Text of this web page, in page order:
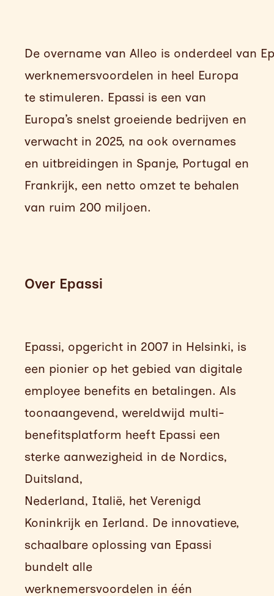
De overname van Alleo is onderdeel van
werknemersvoordelen in heel Europa
te stimuleren. Epassi is een van
Europa’s snelst groeiende bedrijven en
verwacht in 2025, na ook overnames
en uitbreidingen in Spanje, Portugal en
Frankrijk, een netto omzet te behalen
van ruim 200 miljoen.
Over Epassi
Epassi, opgericht in 2007 in Helsinki, is
een pionier op het gebied van digitale
employee benefits en betalingen. Als
toonaangevend, wereldwijd multi-
benefitsplatform heeft Epassi een
sterke aanwezigheid in de Nordics,
Duitsland,
Nederland, Italië, het Verenigd
Koninkrijk en Ierland. De innovatieve,
schaalbare oplossing van Epassi
bundelt alle
werknemersvoordelen in één